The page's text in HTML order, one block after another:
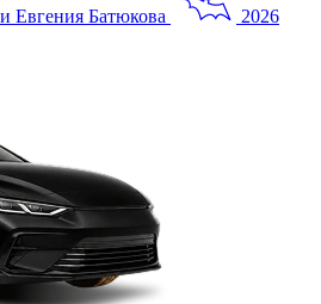
Евгения Батюкова
2026